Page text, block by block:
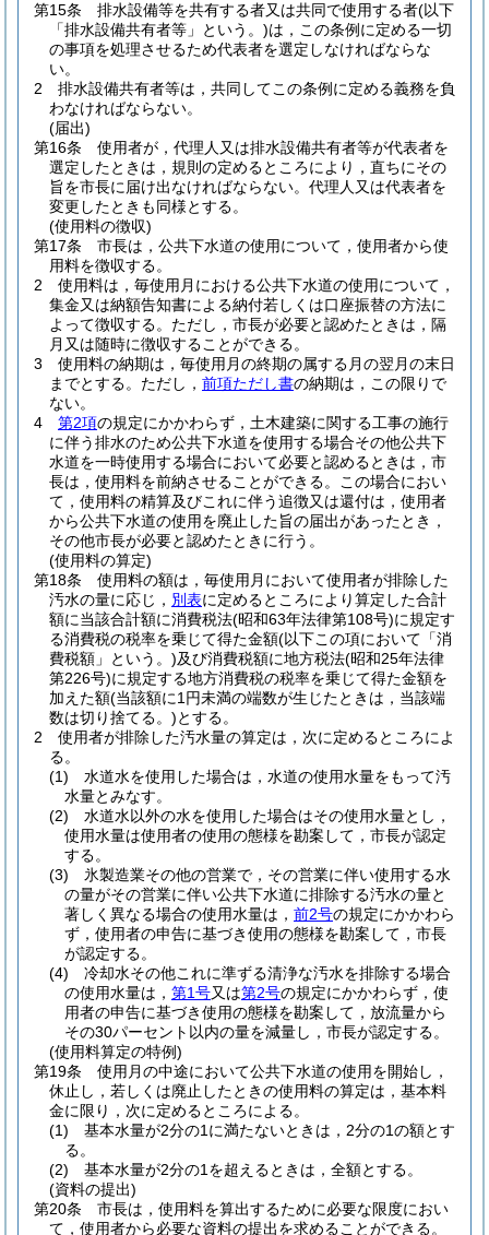
第15条
排水設備等を共有する者又は共同で使用する者(以下
「排水設備共有者等」という。)は，この条例に定める一切
の事項を処理させるため代表者を選定しなければならな
い。
2
排水設備共有者等は，共同してこの条例に定める義務を負
わなければならない。
(届出)
第16条
使用者が，代理人又は排水設備共有者等が代表者を
選定したときは，規則の定めるところにより，直ちにその
旨を市長に届け出なければならない。 代理人又は代表者を
変更したときも同様とする。
(使用料の徴収)
第17条
市長は，公共下水道の使用について，使用者から使
用料を徴収する。
2
使用料は，毎使用月における公共下水道の使用について，
集金又は納額告知書による納付若しくは口座振替の方法に
よって徴収する。 ただし，市長が必要と認めたときは，隔
月又は随時に徴収することができる。
3
使用料の納期は，毎使用月の終期の属する月の翌月の末日
までとする。 ただし， 前項ただし書の納期は，この限りで
ない。
4
第2項の規定にかかわらず，土木建築に関する工事の施行
に伴う排水のため公共下水道を使用する場合その他公共下
水道を一時使用する場合において必要と認めるときは，市
長は，使用料を前納させることができる。
この場合におい
て，使用料の精算及びこれに伴う追徴又は還付は，使用者
から公共下水道の使用を廃止した旨の届出があったとき，
その他市長が必要と認めたときに行う。
(使用料の算定)
第18条
使用料の額は，毎使用月において使用者が排除した
汚水の量に応じ， 別表に定めるところにより算定した合計
額に当該合計額に消費税法(昭和63年法律第108号)に規定す
る消費税の税率を乗じて得た金額(以下この項において「消
費税額」という。)及び消費税額に地方税法(昭和25年法律
第226号)に規定する地方消費税の税率を乗じて得た金額を
加えた額(当該額に1円未満の端数が生じたときは，当該端
数は切り捨てる。)とする。
2
使用者が排除した汚水量の算定は，次に定めるところによ
る。
(1)
水道水を使用した場合は，水道の使用水量をもって汚
水量とみなす。
(2)
水道水以外の水を使用した場合はその使用水量とし，
使用水量は使用者の使用の態様を勘案して，市長が認定
する。
(3)
氷製造業その他の営業で，その営業に伴い使用する水
の量がその営業に伴い公共下水道に排除する汚水の量と
著しく異なる場合の使用水量は， 前2号の規定にかかわら
ず，使用者の申告に基づき使用の態様を勘案して，市長
が認定する。
(4)
冷却水その他これに準ずる清浄な汚水を排除する場合
の使用水量は， 第1号又は第2号の規定にかかわらず，使
用者の申告に基づき使用の態様を勘案して，放流量から
その30パーセント以内の量を減量し，市長が認定する。
(使用料算定の特例)
第19条
使用月の中途において公共下水道の使用を開始し，
休止し，若しくは廃止したときの使用料の算定は，基本料
金に限り，次に定めるところによる。
(1)
基本水量が2分の1に満たないときは，2分の1の額とす
る。
(2)
基本水量が2分の1を超えるときは，全額とする。
(資料の提出)
第20条
市長は，使用料を算出するために必要な限度におい
て，使用者から必要な資料の提出を求めることができる。